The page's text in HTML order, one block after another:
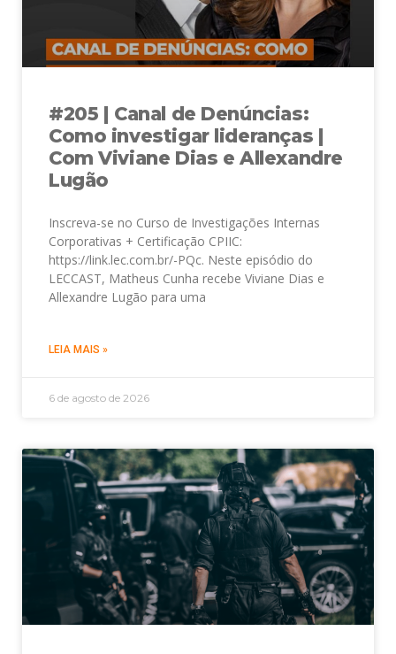
#205 | Canal de Denúncias:
Como investigar lideranças |
Com Viviane Dias e Allexandre
Lugão
Inscreva-se no Curso de Investigações Internas
Corporativas + Certificação CPIIC:
https://link.lec.com.br/-PQc. Neste episódio do
LECCAST, Matheus Cunha recebe Viviane Dias e
Allexandre Lugão para uma
LEIA MAIS »
6 de agosto de 2026